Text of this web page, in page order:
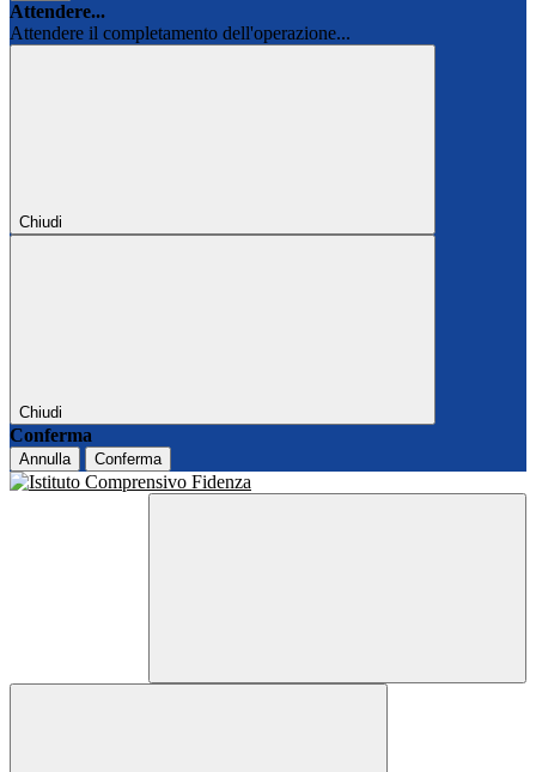
Attendere...
Attendere il completamento dell'operazione...
Chiudi
Chiudi
Conferma
Annulla Conferma